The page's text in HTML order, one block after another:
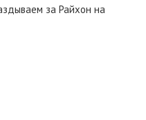
за Райхон на